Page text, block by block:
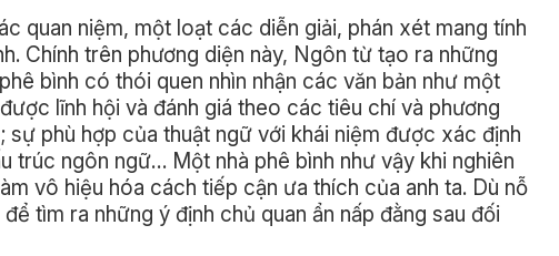
quan niệm, một loạt các diễn giải, phán xét mang tính
Chính trên phương diện này, Ngôn từ tạo ra những
bình có thói quen nhìn nhận các văn bản như một
lĩnh hội và đánh giá theo các tiêu chí và phương
phù hợp của thuật ngữ với khái niệm được xác định
trúc ngôn ngữ… Một nhà phê bình như vậy khi nghiên
vô hiệu hóa cách tiếp cận ưa thích của anh ta. Dù nỗ
tìm ra những ý định chủ quan ẩn nấp đằng sau đối